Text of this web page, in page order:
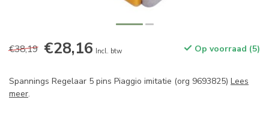
€38,19 €28,16 Incl. btw Op voorraad (5)
Spannings Regelaar 5 pins Piaggio imitatie (org 9693825) Lees
meer.